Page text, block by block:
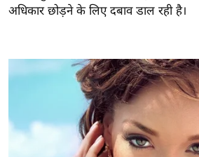
खे
अधिकार छोड़ने के लिए दबाव डाल रही है।